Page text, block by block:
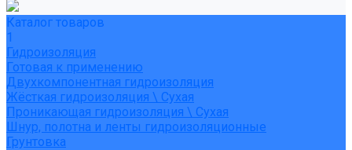
Каталог товаров
1
Гидроизоляция
Готовая к применению
Двухкомпонентная гидроизоляция
Жёсткая гидроизоляция \ Сухая
Проникающая гидроизоляция \ Сухая
Шнур, полотна и ленты гидроизоляционные
Грунтовка